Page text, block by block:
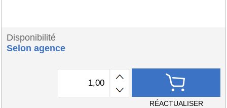
Disponibilité
Selon agence
RÉACTUALISER